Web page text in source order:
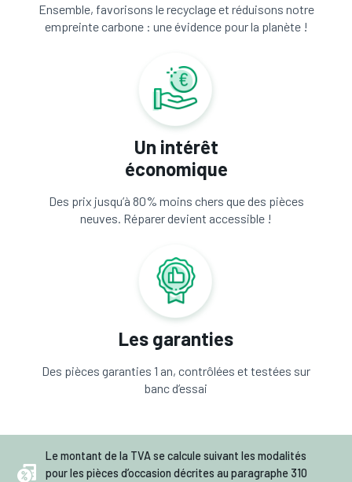
Ensemble, favorisons le recyclage et réduisons notre
empreinte carbone : une évidence pour la planète !
Un intérêt
économique
Des prix jusqu’à 80% moins chers que des pièces
neuves. Réparer devient accessible !
Les garanties
Des pièces garanties 1 an, contrôlées et testées sur
banc d’essai
Le montant de la TVA se calcule suivant les modalités
pour les pièces d’occasion décrites au paragraphe 310